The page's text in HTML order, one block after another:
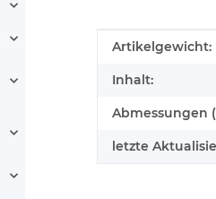
Wert
Artikelgewicht:
Inhalt:
Abmessungen
letzte